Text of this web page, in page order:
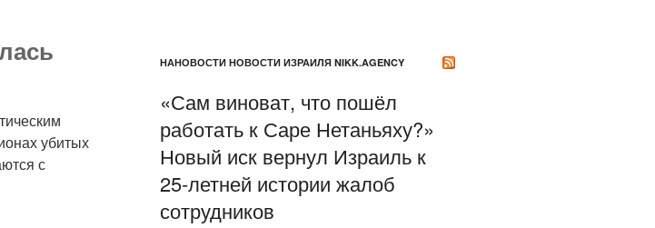
убитых
с
НАНОВОСТИ НОВОСТИ ИЗРАИЛЯ NIKK.AGENCY
«Сам виноват, что пошёл
работать к Саре Нетаньяху?»
Новый иск вернул Израиль к
25-летней истории жалоб
сотрудников